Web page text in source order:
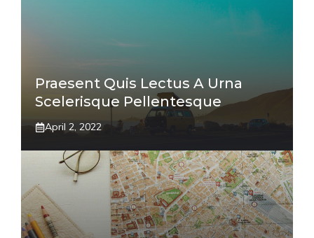
Praesent Quis Lectus A Urna
Scelerisque Pellentesque
April 2, 2022